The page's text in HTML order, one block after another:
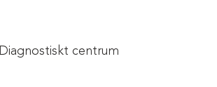
Diagnostiskt centrum